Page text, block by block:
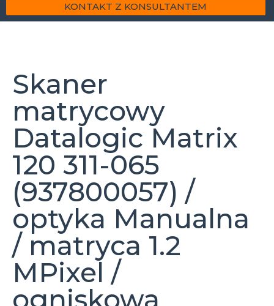
KONTAKT Z KONSULTANTEM
Skaner
matrycowy
Datalogic Matrix
120 311-065
(937800057) /
optyka Manualna
/ matryca 1.2
MPixel /